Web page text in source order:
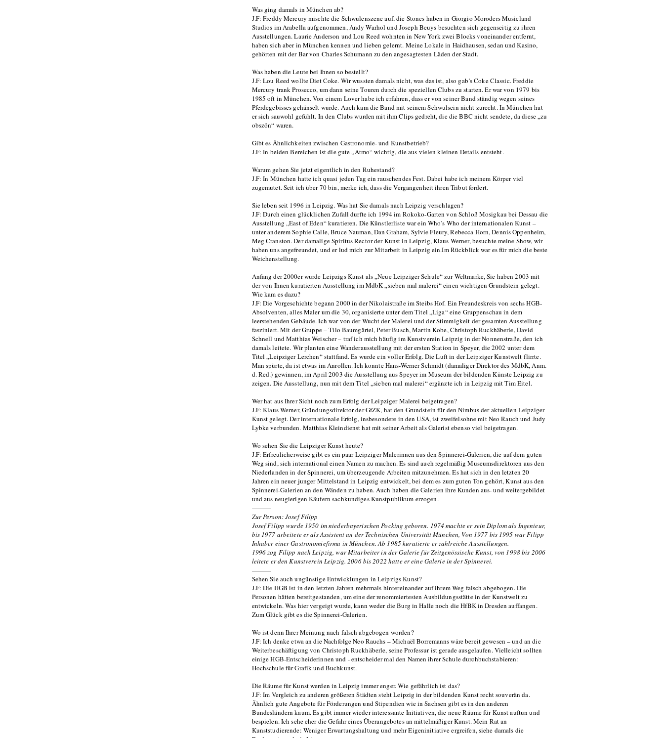
Was ging damals in München ab?
J.F: Freddy Mercury mischte die Schwulenszene auf, die Stones haben in Giorgio Moroders Musicland
Studios im Arabella aufgenommen, Andy Warhol und Joseph Beuys besuchten sich gegenseitig zu ihren
Ausstellungen. Laurie Anderson und Lou Reed wohnten in New York zwei Blocks voneinander entfernt,
haben sich aber in München kennen und lieben gelernt. Meine Lokale in Haidhausen, sedan und Kasino,
gehörten mit der Bar von Charles Schumann zu den angesagtesten Läden der Stadt.
Was haben die Leute bei Ihnen so bestellt?
J.F: Lou Reed wollte Diet Coke. Wir wussten damals nicht, was das ist, also gab’s Coke Classic. Freddie
Mercury trank Prosecco, um dann seine Touren durch die speziellen Clubs zu starten. Er war von 1979 bis
1985 oft in München. Von einem Lover habe ich erfahren, dass er von seiner Band ständig wegen seines
Pferdegebisses gehänselt wurde. Auch kam die Band mit seinem Schwulsein nicht zurecht. In München hat
er sich sauwohl gefühlt. In den Clubs wurden mit ihm Clips gedreht, die die BBC nicht sendete, da diese „zu
obszön“ waren.
Gibt es Ähnlichkeiten zwischen Gastronomie- und Kunstbetrieb?
J.F: In beiden Bereichen ist die gute „Atmo“ wichtig, die aus vielen kleinen Details entsteht.
Warum gehen Sie jetzt eigentlich in den Ruhestand?
J.F: In München hatte ich quasi jeden Tag ein rauschendes Fest. Dabei habe ich meinem Körper viel
zugemutet. Seit ich über 70 bin, merke ich, dass die Vergangenheit ihren Tribut fordert.
Sie leben seit 1996 in Leipzig. Was hat Sie damals nach Leipzig verschlagen?
J.F: Durch einen glücklichen Zufall durfte ich 1994 im Rokoko-Garten von Schloß Mosigkau bei Dessau die
Ausstellung „East of Eden“ kuratieren. Die Künstlerliste war ein Who’s Who der internationalen Kunst –
unter anderem Sophie Calle, Bruce Nauman, Dan Graham, Sylvie Fleury, Rebecca Horn, Dennis Oppenheim,
Meg Cranston. Der damalige Spiritus Rector der Kunst in Leipzig, Klaus Werner, besuchte meine Show, wir
haben uns angefreundet, und er lud mich zur Mitarbeit in Leipzig ein.Im Rückblick war es für mich die beste
Weichenstellung.
Anfang der 2000er wurde Leipzigs Kunst als „Neue Leipziger Schule“ zur Weltmarke, Sie haben 2003 mit
der von Ihnen kuratierten Ausstellung im MdbK „sieben mal malerei“ einen wichtigen Grundstein gelegt.
Wie kam es dazu?
J.F: Die Vorgeschichte begann 2000 in der Nikolaistraße im Steibs Hof. Ein Freundeskreis von sechs HGB-
Absolventen, alles Maler um die 30, organisierte unter dem Titel „Liga“ eine Gruppenschau in dem
leerstehenden Gebäude. Ich war von der Wucht der Malerei und der Stimmigkeit der gesamten Ausstellung
fasziniert. Mit der Gruppe – Tilo Baumgärtel, Peter Busch, Martin Kobe, Christoph Ruckhäberle, David
Schnell und Matthias Weischer – traf ich mich häufig im Kunstverein Leipzig in der Nonnenstraße, den ich
damals leitete. Wir planten eine Wanderausstellung mit der ersten Station in Speyer, die 2002 unter dem
Titel „Leipziger Lerchen“ stattfand. Es wurde ein voller Erfolg. Die Luft in der Leipziger Kunstwelt flirrte.
Man spürte, da ist etwas im Anrollen. Ich konnte Hans-Werner Schmidt (damaliger Direktor des MdbK, Anm.
d. Red.) gewinnen, im April 2003 die Ausstellung aus Speyer im Museum der bildenden Künste Leipzig zu
zeigen. Die Ausstellung, nun mit dem Titel „sieben mal malerei“ ergänzte ich in Leipzig mit Tim Eitel.
Wer hat aus Ihrer Sicht noch zum Erfolg der Leipziger Malerei beigetragen?
J.F: Klaus Werner, Gründungsdirektor der GfZK, hat den Grundstein für den Nimbus der aktuellen Leipziger
Kunst gelegt. Der internationale Erfolg, insbesondere in den USA, ist zweifelsohne mit Neo Rauch und Judy
Lybke verbunden. Matthias Kleindienst hat mit seiner Arbeit als Galerist ebenso viel beigetragen.
Wo sehen Sie die Leipziger Kunst heute?
J.F: Erfreulicherweise gibt es ein paar Leipziger Malerinnen aus den Spinnerei-Galerien, die auf dem guten
Weg sind, sich international einen Namen zu machen. Es sind auch regelmäßig Museumsdirektoren aus den
Niederlanden in der Spinnerei, um überzeugende Arbeiten mitzunehmen. Es hat sich in den letzten 20
Jahren ein neuer junger Mittelstand in Leipzig entwickelt, bei dem es zum guten Ton gehört, Kunst aus den
Spinnerei-Galerien an den Wänden zu haben. Auch haben die Galerien ihre Kunden aus- und weitergebildet
und aus neugierigen Käufern sachkundiges Kunstpublikum erzogen.
———
Zur Person: Josef Filipp
Josef Filipp wurde 1950 im niederbayerischen Pocking geboren. 1974 machte er sein Diplom als Ingenieur,
bis 1977 arbeitete er als Assistent an der Technischen Universität München, Von 1977 bis 1995 war Filipp
Inhaber einer Gastronomiefirma in München. Ab 1985 kuratierte er zahlreiche Ausstellungen.
1996 zog Filipp nach Leipzig, war Mitarbeiter in der Galerie für Zeitgenössische Kunst, von 1998 bis 2006
leitete er den Kunstverein Leipzig. 2006 bis 2022 hatte er eine Galerie in der Spinnerei.
———
Sehen Sie auch ungünstige Entwicklungen in Leipzigs Kunst?
J.F: Die HGB ist in den letzten Jahren mehrmals hintereinander auf ihrem Weg falsch abgebogen. Die
Personen hätten bereitgestanden, um eine der renommiertesten Ausbildungsstätte in der Kunstwelt zu
entwickeln. Was hier vergeigt wurde, kann weder die Burg in Halle noch die HfBK in Dresden auffangen.
Zum Glück gibt es die Spinnerei-Galerien.
Wo ist denn Ihrer Meinung nach falsch abgebogen worden?
J.F: Ich denke etwa an die Nachfolge Neo Rauchs – Michaël Borremanns wäre bereit gewesen – und an die
Weiterbeschäftigung von Christoph Ruckhäberle, seine Professur ist gerade ausgelaufen. Vielleicht sollten
einige HGB-Entscheiderinnen und - entscheider mal den Namen ihrer Schule durchbuchstabieren:
Hochschule für Grafik und Buchkunst.
Die Räume für Kunst werden in Leipzig immer enger. Wie gefährlich ist das?
J.F: Im Vergleich zu anderen größeren Städten steht Leipzig in der bildenden Kunst recht souverän da.
Ähnlich gute Angebote für Förderungen und Stipendien wie in Sachsen gibt es in den anderen
Bundesländern kaum. Es gibt immer wieder interessante Initiativen, die neue Räume für Kunst auftun und
bespielen. Ich sehe eher die Gefahr eines Überangebotes an mittelmäßiger Kunst. Mein Rat an
Kunststudierende: Weniger Erwartungshaltung und mehr Eigeninitiative ergreifen, siehe damals die